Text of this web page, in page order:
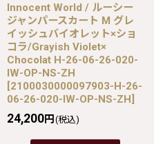
Innocent World / ルーシー
ジャンパースカート M グレ
イッシュバイオレット×ショ
コラ/Grayish Violet×
Chocolat H-26-06-26-020-
IW-OP-NS-ZH
[2100030000097903-H-26-
06-26-020-IW-OP-NS-ZH]
24,200円 (税込)